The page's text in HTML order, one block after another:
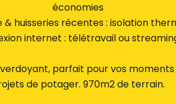
économies
huisseries récentes : isolation
internet : télétravail ou
verdoyant, parfait pour vos
de potager. 970m2 de terrain.